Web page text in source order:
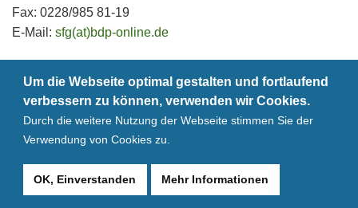
Um die Webseite optimal gestalten und fortlaufend
verbessern zu können, verwenden wir Cookies.
Durch die weitere Nutzung der Webseite stimmen Sie der
Verwendung von Cookies zu.
OK, Einverstanden Mehr Informationen
Fax: 0228/985 81-19
E-Mail: sfg(at)bdp-online.de
Impressum Kontakt
Datenschutz